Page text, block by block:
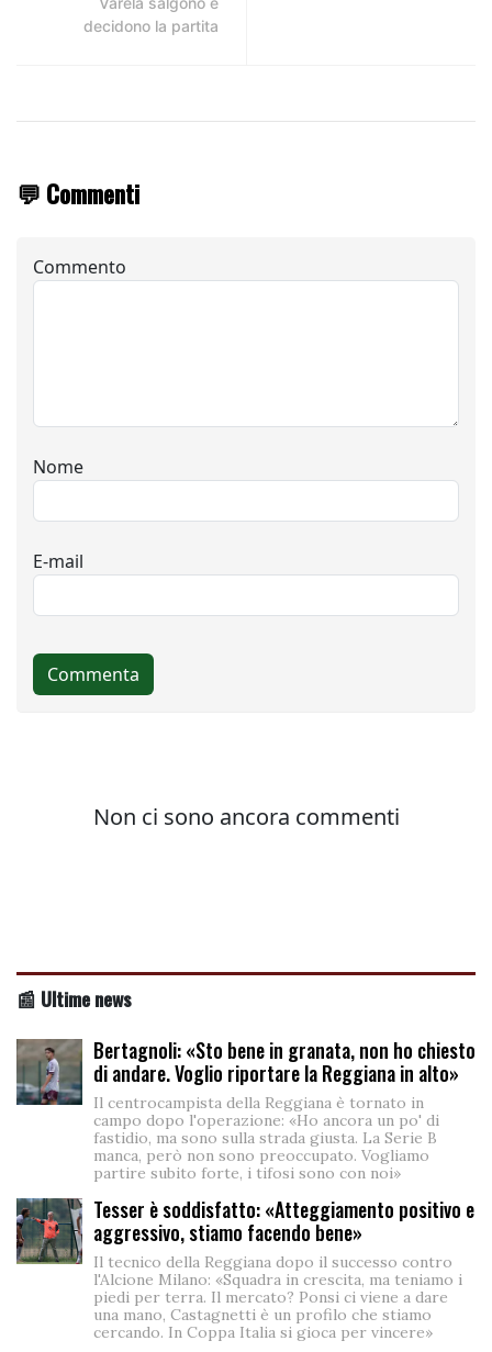
decidono la partita
💬 Commenti
📰 Ultime news
Bertagnoli: «Sto bene in granata, non ho chiesto
di andare. Voglio riportare la Reggiana in alto»
Il centrocampista della Reggiana è tornato in
campo dopo l'operazione: «Ho ancora un po' di
fastidio, ma sono sulla strada giusta. La Serie B
manca, però non sono preoccupato. Vogliamo
partire subito forte, i tifosi sono con noi»
Tesser è soddisfatto: «Atteggiamento positivo e
aggressivo, stiamo facendo bene»
Il tecnico della Reggiana dopo il successo contro
l'Alcione Milano: «Squadra in crescita, ma teniamo i
piedi per terra. Il mercato? Ponsi ci viene a dare
una mano, Castagnetti è un profilo che stiamo
cercando. In Coppa Italia si gioca per vincere»